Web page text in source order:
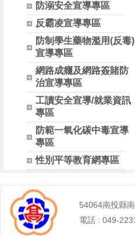
防溺安全宣導專區
反霸凌宣導專區
防制學生藥物濫用(反毒)
宣導專區
網路成癮及網路簽賭防
治宣導專區
工讀安全宣導/就業資訊
專區
防範一氧化碳中毒宣導
專區
性別平等教育網專區
54064南投縣
電話 : 049-